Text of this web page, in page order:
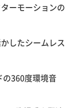
ーモーションの
したシームレス
360度環境音